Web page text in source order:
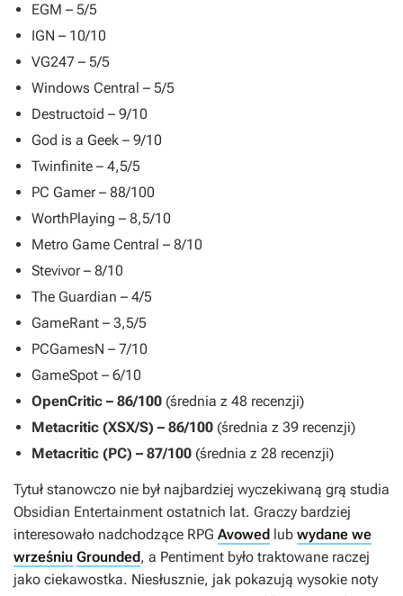
EGM – 5/5
IGN – 10/10
VG247 – 5/5
Windows Central – 5/5
Destructoid – 9/10
God is a Geek – 9/10
Twinfinite – 4,5/5
PC Gamer – 88/100
WorthPlaying – 8,5/10
Metro Game Central – 8/10
Stevivor – 8/10
The Guardian – 4/5
GameRant – 3,5/5
PCGamesN – 7/10
GameSpot – 6/10
OpenCritic – 86/100 (średnia z 48 recenzji)
Metacritic (XSX/S) – 86/100 (średnia z 39 recenzji)
Metacritic (PC) – 87/100 (średnia z 28 recenzji)
Tytuł stanowczo nie był najbardziej wyczekiwaną grą studia
Obsidian Entertainment ostatnich lat. Graczy bardziej
interesowało nadchodzące RPG Avowed lub wydane we
wrześniu Grounded, a Pentiment było traktowane raczej
jako ciekawostka. Niesłusznie, jak pokazują wysokie noty